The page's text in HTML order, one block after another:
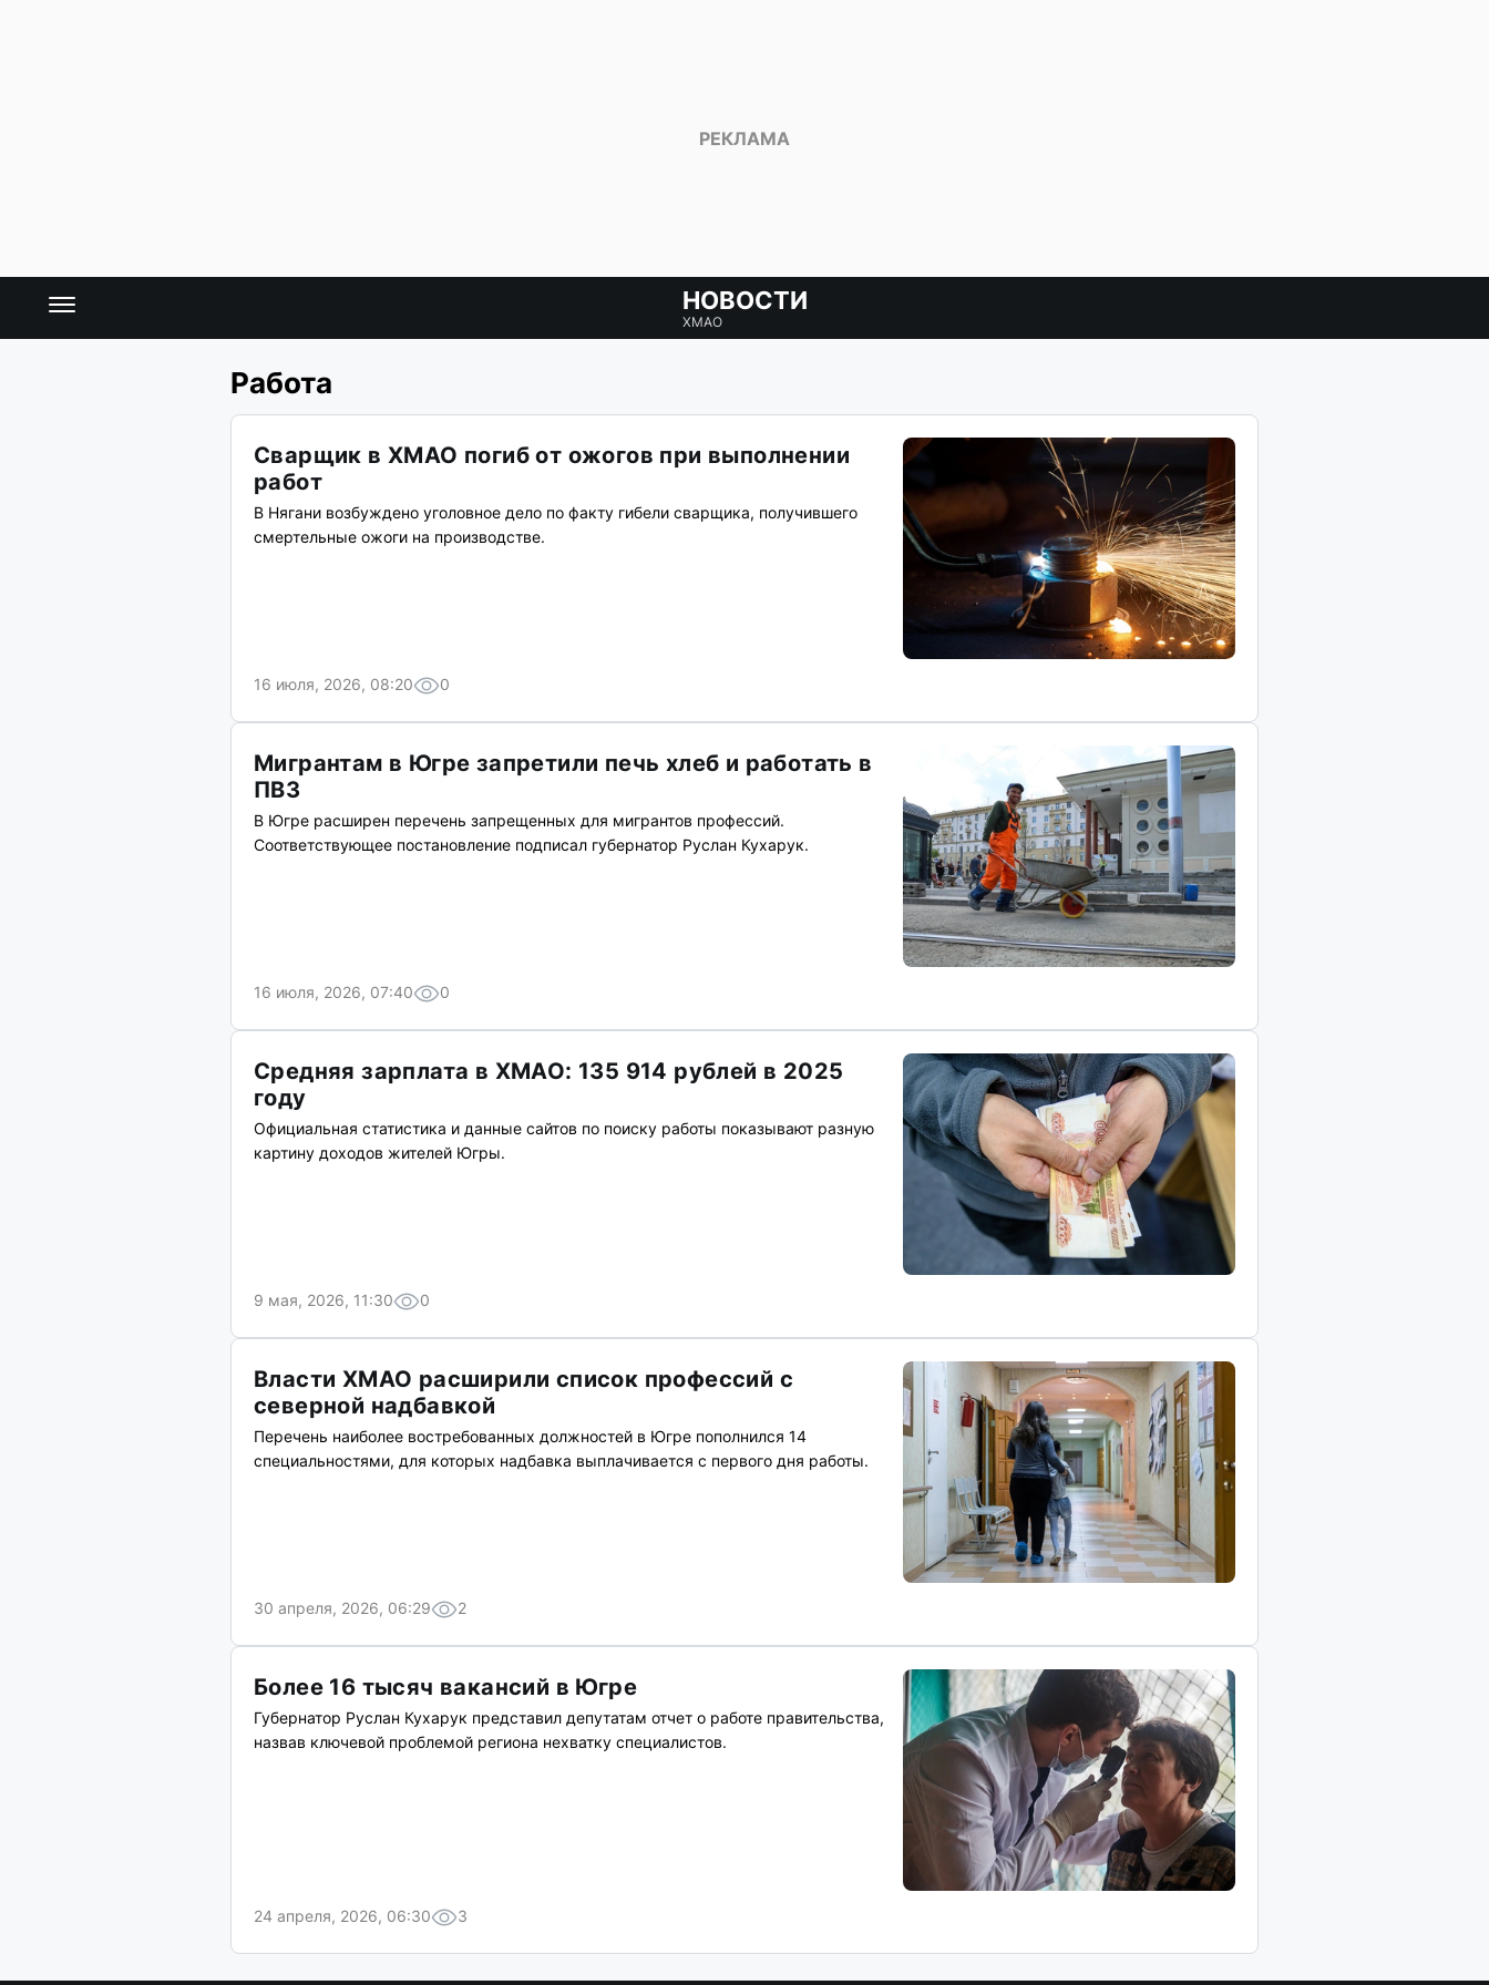
НОВОСТИ
ХМАО
Работа
Сварщик в ХМАО погиб от ожогов при выполнении
работ
В Нягани возбуждено уголовное дело по факту гибели сварщика, получившего
смертельные ожоги на производстве.
16 июля, 2026, 08:20 0
Мигрантам в Югре запретили печь хлеб и работать в
ПВЗ
В Югре расширен перечень запрещенных для мигрантов профессий.
Соответствующее постановление подписал губернатор Руслан Кухарук.
16 июля, 2026, 07:40 0
Средняя зарплата в ХМАО: 135 914 рублей в 2025
году
Официальная статистика и данные сайтов по поиску работы показывают разную
картину доходов жителей Югры.
9 мая, 2026, 11:30 0
Власти ХМАО расширили список профессий с
северной надбавкой
Перечень наиболее востребованных должностей в Югре пополнился 14
специальностями, для которых надбавка выплачивается с первого дня работы.
30 апреля, 2026, 06:29 2
Более 16 тысяч вакансий в Югре
Губернатор Руслан Кухарук представил депутатам отчет о работе правительства,
назвав ключевой проблемой региона нехватку специалистов.
24 апреля, 2026, 06:30 3